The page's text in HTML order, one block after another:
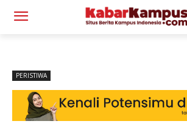
PERISTIWA